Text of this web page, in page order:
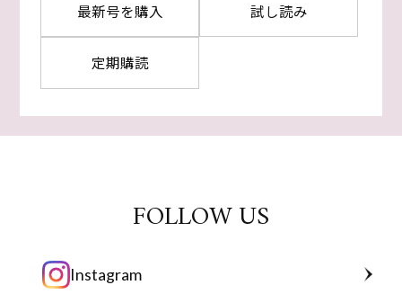
最新号を購入 試し読み
定期購読
FOLLOW US
Instagram